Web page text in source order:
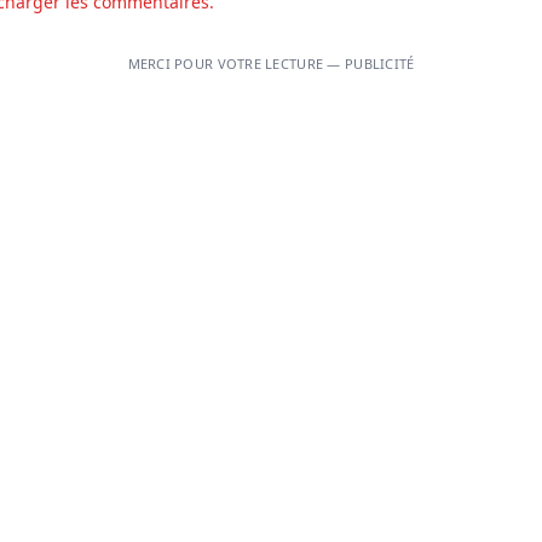
MERCI POUR VOTRE LECTURE — PUBLICITÉ